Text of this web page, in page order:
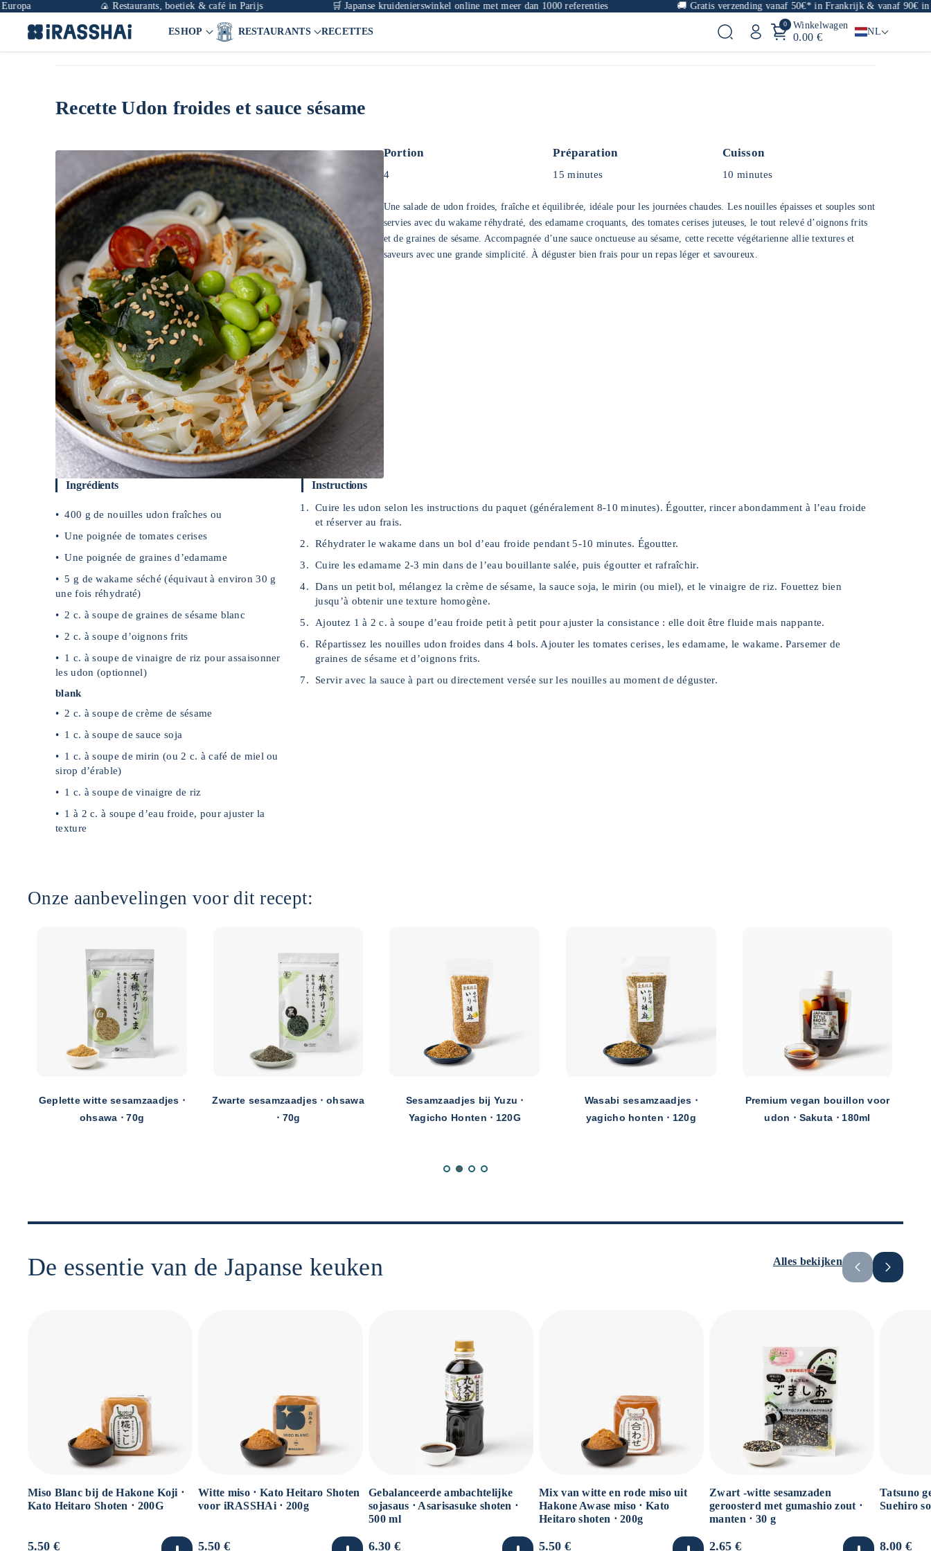
🍙 Restaurants, boetiek & café in Parijs 🛒 Japanse kruidenierswinkel online met meer dan 1000 referenties Gratis verzending vanaf 50€* in Frankrijk & vanaf 90€ in
ESHOP RESTAURANTS RECETTES
0 Winkelwagen
0.00 € NL
Recette Udon froides et sauce sésame
Portion
4
Préparation
15 minutes
Cuisson
10 minutes
Une salade de udon froides, fraîche et équilibrée, idéale pour les journées chaudes. Les nouilles épaisses et souples sont
servies avec du wakame réhydraté, des edamame croquants, des tomates cerises juteuses, le tout relevé d’oignons frits
et de graines de sésame. Accompagnée d’une sauce onctueuse au sésame, cette recette végétarienne allie textures et
saveurs avec une grande simplicité. À déguster bien frais pour un repas léger et savoureux.
Ingrédients
400 g de nouilles udon fraîches ou
Une poignée de tomates cerises
Une poignée de graines d’edamame
5 g de wakame séché (équivaut à environ 30 g
une fois réhydraté)
2 c. à soupe de graines de sésame blanc
2 c. à soupe d’oignons frits
1 c. à soupe de vinaigre de riz pour assaisonner
les udon (optionnel)
blank
2 c. à soupe de crème de sésame
1 c. à soupe de sauce soja
1 c. à soupe de mirin (ou 2 c. à café de miel ou
sirop d’érable)
1 c. à soupe de vinaigre de riz
1 à 2 c. à soupe d’eau froide, pour ajuster la
texture
Instructions
Cuire les udon selon les instructions du paquet (généralement 8-10 minutes). Égoutter, rincer abondamment à l’eau froide
et réserver au frais.
Réhydrater le wakame dans un bol d’eau froide pendant 5-10 minutes. Égoutter.
Cuire les edamame 2-3 min dans de l’eau bouillante salée, puis égoutter et rafraîchir.
Dans un petit bol, mélangez la crème de sésame, la sauce soja, le mirin (ou miel), et le vinaigre de riz. Fouettez bien
jusqu’à obtenir une texture homogène.
Ajoutez 1 à 2 c. à soupe d’eau froide petit à petit pour ajuster la consistance : elle doit être fluide mais nappante.
Répartissez les nouilles udon froides dans 4 bols. Ajouter les tomates cerises, les edamame, le wakame. Parsemer de
graines de sésame et d’oignons frits.
Servir avec la sauce à part ou directement versée sur les nouilles au moment de déguster.
Onze aanbevelingen voor dit recept:
Geplette witte sesamzaadjes ⋅
ohsawa ⋅ 70g
Zwarte sesamzaadjes ⋅ ohsawa
⋅ 70g
Sesamzaadjes bij Yuzu ⋅
Yagicho Honten ⋅ 120G
Wasabi sesamzaadjes ⋅
yagicho honten ⋅ 120g
Premium vegan bouillon voor
udon ⋅ Sakuta ⋅ 180ml
De essentie van de Japanse keuken Alles bekijken
Miso Blanc bij de Hakone Koji ⋅
Kato Heitaro Shoten ⋅ 200G
Normale
5.50 €
Witte miso ⋅ Kato Heitaro Shoten
voor iRASSHAi ⋅ 200g
Normale
5.50 €
Gebalanceerde ambachtelijke
sojasaus ⋅ Asarisasuke shoten ⋅
500 ml
Normale
6.30 €
Mix van witte en rode miso uit
Hakone Awase miso ⋅ Kato
Heitaro shoten ⋅ 200g
Normale
5.50 €
Zwart -witte sesamzaden
geroosterd met gumashio zout ⋅
manten ⋅ 30 g
Normale
2.65 €
Tatsuno
Suehiro
Normale
8.00 €